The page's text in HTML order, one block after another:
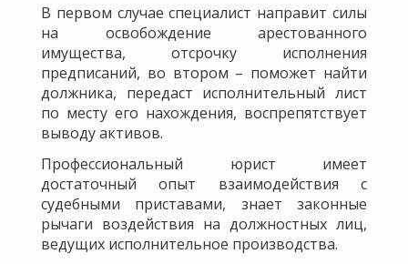
В первом случае специалист направит силы
на освобождение арестованного
имущества, отсрочку исполнения
предписаний, во втором – поможет найти
должника, передаст исполнительный лист
по месту его нахождения, воспрепятствует
выводу активов.
Профессиональный юрист имеет
достаточный опыт взаимодействия с
судебными приставами, знает законные
рычаги воздействия на должностных лиц,
ведущих исполнительное производства.